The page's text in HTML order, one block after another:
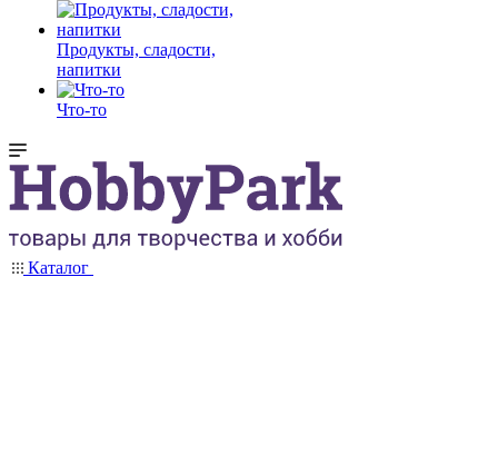
Продукты, сладости,
напитки
Что-то
Каталог